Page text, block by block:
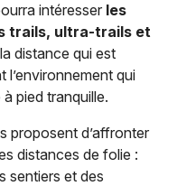
intéresser les
trails, ultra-trails et
distance qui est
l’environnement qui
pied tranquille.
proposent d’affronter
distances de folie :
sentiers et des